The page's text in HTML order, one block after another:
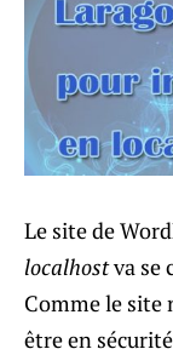
Le site de
localhostva se
Comme le site
être en